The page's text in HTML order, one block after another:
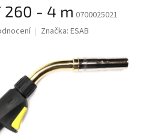
260 - 4 m 0700025021
Značka: ESAB